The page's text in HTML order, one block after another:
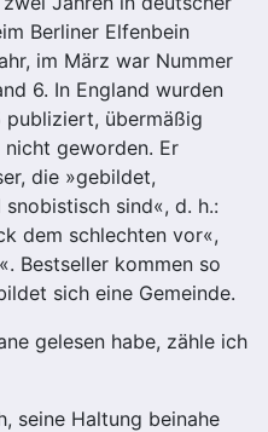
Berliner Elfenbein
im März war Nummer
6. In England wurden
publiziert, übermäßig
geworden. Er
die »gebildet,
sind«, d. h.:
dem schlechten vor«,
Bestseller kommen so
sich eine Gemeinde.
gelesen habe, zähle ich
seine Haltung beinahe